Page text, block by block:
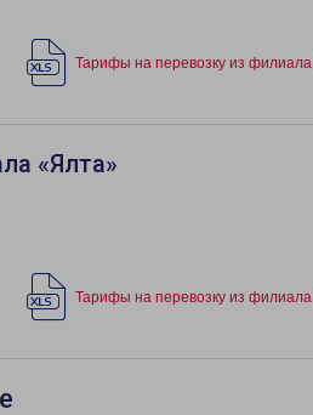
Тарифы на перевозку из филиала
«Ялта»
Тарифы на перевозку из филиала